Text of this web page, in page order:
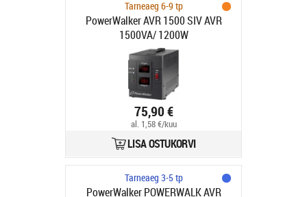
Tarneaeg 6-9 tp
PowerWalker AVR 1500 SIV AVR
1500VA/ 1200W
75,90 €
al. 1,58 €/kuu
LISA OSTUKORVI
Tarneaeg 3-5 tp
PowerWalker POWERWALK AVR